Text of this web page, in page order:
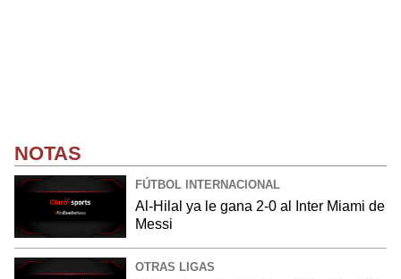
NOTAS
FÚTBOL INTERNACIONAL
Al-Hilal ya le gana 2-0 al Inter Miami de
Messi
OTRAS LIGAS